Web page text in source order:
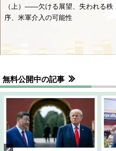
（上）――欠ける展望、失われる秩
序、米軍介入の可能性
無料公開中の記事